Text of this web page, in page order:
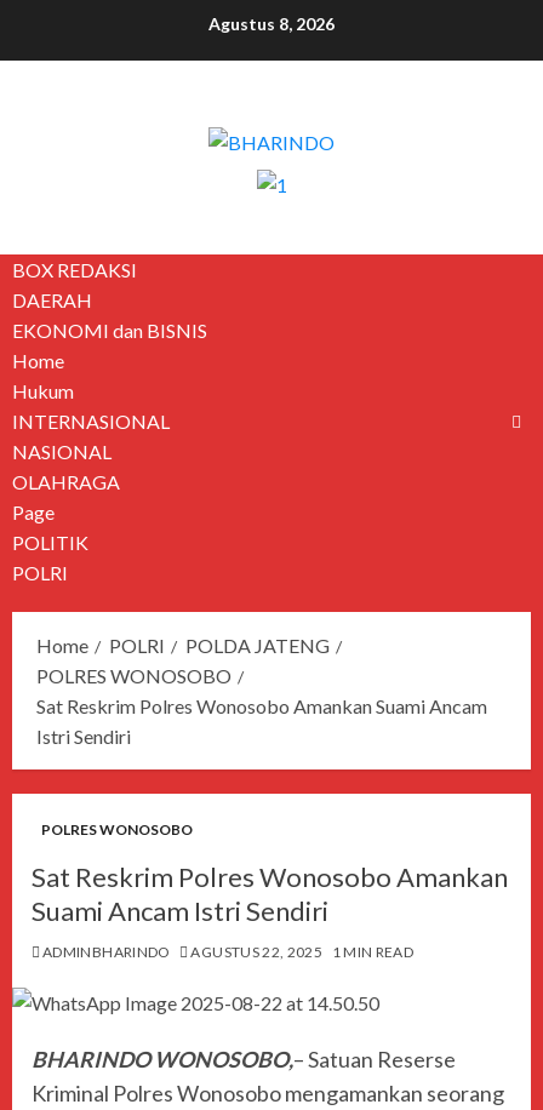
Agustus 8, 2026
BOX REDAKSI
DAERAH
EKONOMI dan BISNIS
Home
Hukum
INTERNASIONAL
NASIONAL
OLAHRAGA
Page
POLITIK
POLRI
Home POLRI
POLDA JATENG
POLRES WONOSOBO
Sat Reskrim Polres Wonosobo Amankan Suami Ancam
Istri Sendiri
POLRES WONOSOBO
Sat Reskrim Polres Wonosobo Amankan
Suami Ancam Istri Sendiri
ADMINBHARINDO AGUSTUS 22, 2025 1 MIN READ
BHARINDO WONOSOBO,– Satuan Reserse
Kriminal Polres Wonosobo mengamankan seorang